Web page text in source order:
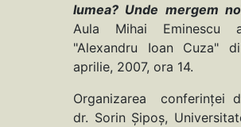
lumea? Unde mergem
Aula Mihai Eminescu
"Alexandru Ioan Cuza"
aprilie, 2007, ora 14.
Organizarea conferinţei
dr. Sorin Şipoş,